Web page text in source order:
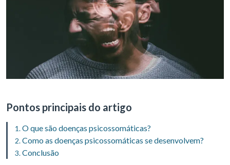
Pontos principais do artigo
O que são doenças psicossomáticas?
Como as doenças psicossomáticas se desenvolvem?
Conclusão